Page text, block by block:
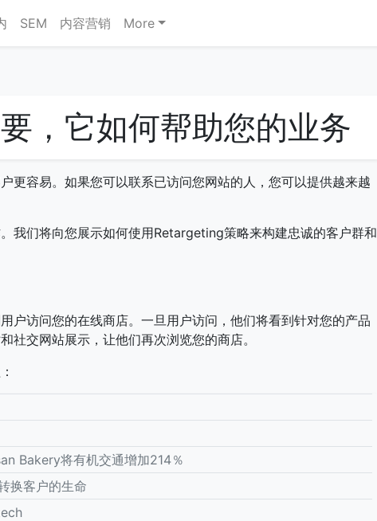
SEM 内容营销 More
，它如何帮助您的业务
更容易。如果您可以联系已访问您网站的人，您可以提供越来越
我们将向您展示如何使用Retargeting策略来构建忠诚的客户群和
户访问您的在线商店。一旦用户访问，他们将看到针对您的产品
社交网站展示，让他们再次浏览您的商店。
Bakery将有机交通增加214％
换客户的生命